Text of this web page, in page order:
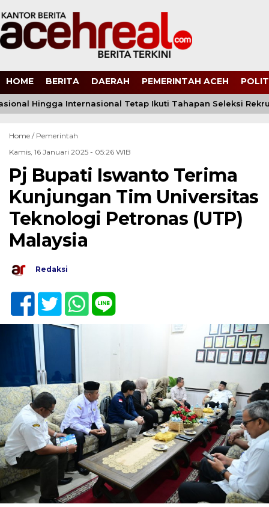
HOME BERITA DAERAH PEMERINTAH ACEH
Hingga Internasional Tetap Ikuti Tahapan Seleksi
Home / Pemerintah
Kamis, 16 Januari 2025 - 05:26 WIB
Pj Bupati Iswanto Terima
Kunjungan Tim Universitas
Teknologi Petronas (UTP)
Malaysia
Redaksi